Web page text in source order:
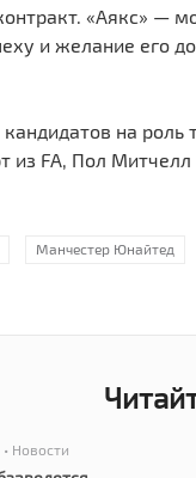
«Аякс» —
и желание его
на роль
из FA, Пол
Манчестер Юнайтед
• Новости